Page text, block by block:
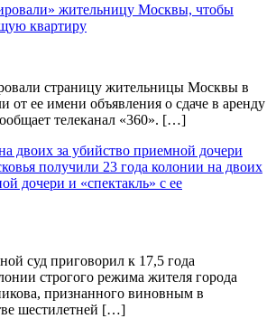
жительницу Москвы, чтобы
квартиру
страницу жительницы Москвы в
от ее имени объявления о сдаче в аренду
телеканал «360». […]
получили 23 года колонии на двоих
дочери и «спектакль» с ее
суд приговорил к 17,5 года
строгого режима жителя города
признанного виновным в
шестилетней […]